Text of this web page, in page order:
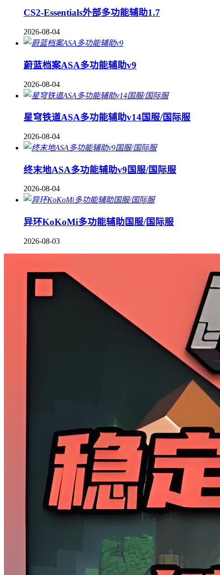
CS2-Essentials外部多功能辅助1.7
2026-08-04
蔚蓝档案ASA多功能辅助v9
2026-08-04
星穹铁道ASA多功能辅助v14国服/国际服
2026-08-04
终末地ASA多功能辅助v9国服/国际服
2026-08-04
异环KoKoMi多功能辅助国服/国际服
2026-08-03